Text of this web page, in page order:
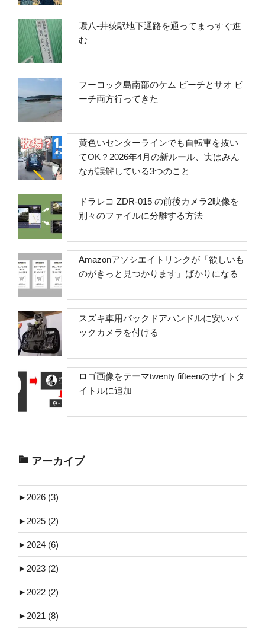
環八-井荻駅地下通路を通ってまっすぐ進
む
フーコック島南部のケム ビーチとサオ ビ
ーチ両方行ってきた
黄色いセンターラインでも自転車を抜い
てOK？2026年4月の新ルール、実はみん
なが誤解している3つのこと
ドラレコ ZDR-015 の前後カメラ2映像を
別々のファイルに分離する方法
Amazonアソシエイトリンクが「欲しいも
のがきっと見つかります」ばかりになる
スズキ車用バックドアハンドルに安いバ
ックカメラを付ける
ロゴ画像をテーマtwenty fifteenのサイトタ
イトルに追加
アーカイブ
► 2026 (3)
► 2025 (2)
► 2024 (6)
► 2023 (2)
► 2022 (2)
► 2021 (8)